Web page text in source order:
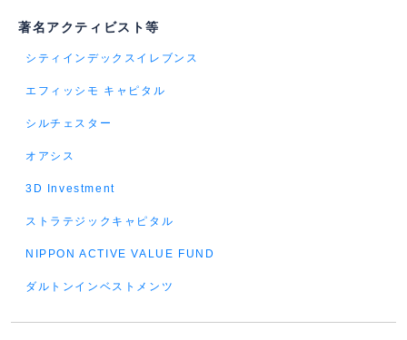
著名アクティビスト等
シティインデックスイレブンス
エフィッシモ キャピタル
シルチェスター
オアシス
3D Investment
ストラテジックキャピタル
NIPPON ACTIVE VALUE FUND
ダルトンインベストメンツ